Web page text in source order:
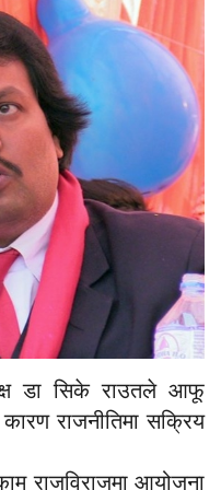
डा सिके राउतले आफू
राजनीतिमा सक्रिय
राजविराजमा आयोजना